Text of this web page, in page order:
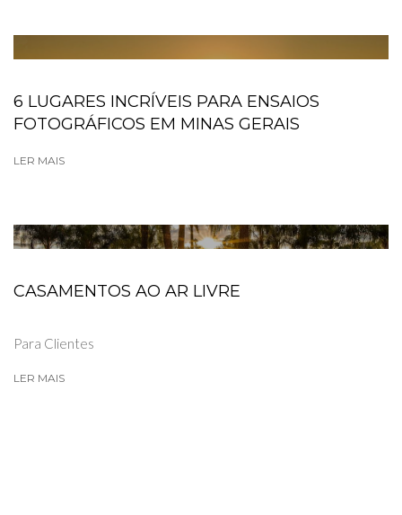
6 LUGARES INCRÍVEIS PARA ENSAIOS
FOTOGRÁFICOS EM MINAS GERAIS
LER MAIS
CASAMENTOS AO AR LIVRE
Para Clientes
LER MAIS